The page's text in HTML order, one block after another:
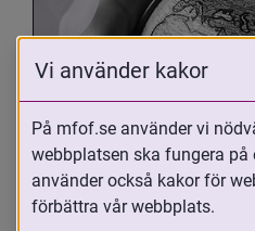
Oavsett om du är
adoptivförälder eller
Vi använder kakor
På mfof.se använder vi
webbplatsen ska fungera
använder också kakor för
förbättra vår webbplats.